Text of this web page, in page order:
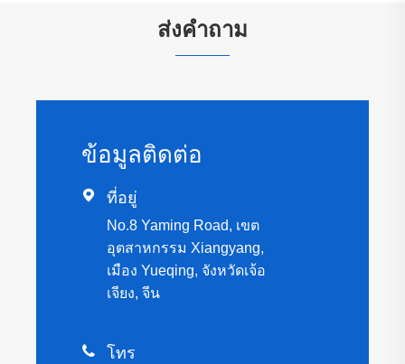
ส่งคำถาม
ข้อมูลติดต่อ
 ที่อยู่
No.8 Yaming Road, เขต
อุตสาหกรรม Xiangyang,
เมือง Yueqing, จังหวัดเจ้อ
เจียง, จีน
 โทร